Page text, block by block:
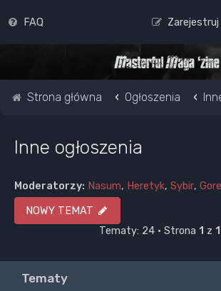
FAQ Zarejestruj
Strona główna Ogłoszenia
Inne ogłoszenia
Moderatorzy: Nasum, Heretyk, Sybir,
NOWY TEMAT
Tematy: 24 • Strona 1 z 1
Tematy